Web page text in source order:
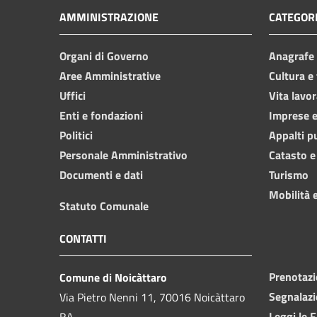
AMMINISTRAZIONE
Organi di Governo
Aree Amministrative
Uffici
Enti e fondazioni
Politici
Personale Amministrativo
Documenti e dati
Statuto Comunale
Cultura
Vita
Imprese
Appalti
Catasto
Turismo
Mobilità
CONTATTI
Comune di Noicàttaro
Via Pietro Nenni 11, 70016 Noicàttaro